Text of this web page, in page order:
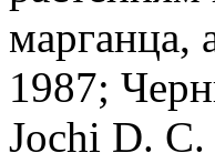
марганца,
1987;
Jochi D. С.